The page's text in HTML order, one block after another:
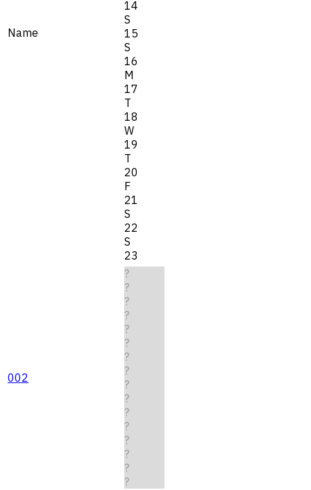
Name
14
S
15
S
16
M
17
T
18
W
19
T
20
F
21
S
22
S
23
002
?
?
?
?
?
?
?
?
?
?
?
?
?
?
?
?